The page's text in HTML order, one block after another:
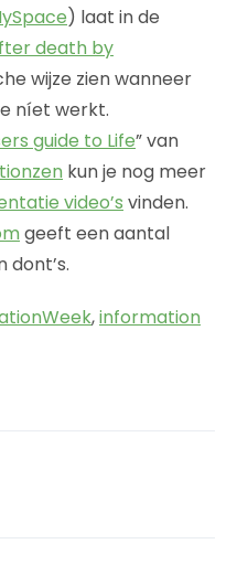
) laat in de
death by
wijze zien wanneer
níet werkt.
guide to Life” van
kun je nog meer
video’s vinden.
geeft een aantal
dont’s.
,information